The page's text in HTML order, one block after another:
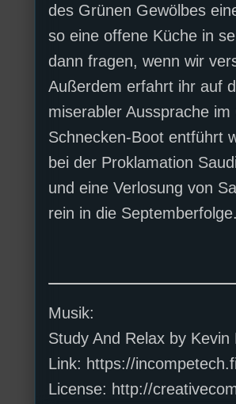
des Grünen Gewölbes
so eine offene Küche in
dann fragen, wenn wir
Außerdem erfahrt ihr auf
miserabler Aussprache
Schnecken-Boot entführt
bei der Proklamation
und eine Verlosung von
rein in die Septemberfolge.
Musik:
Study And Relax by Kevin
Link: https://
License: http://